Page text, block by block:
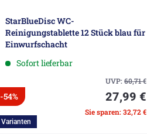
StarBlueDisc WC-
Reinigungstablette 12 Stück blau für
Einwurfschacht
Sofort lieferbar
UVP:60,71€
-54% 27,99 €
Sie sparen: 32,72 €
Varianten